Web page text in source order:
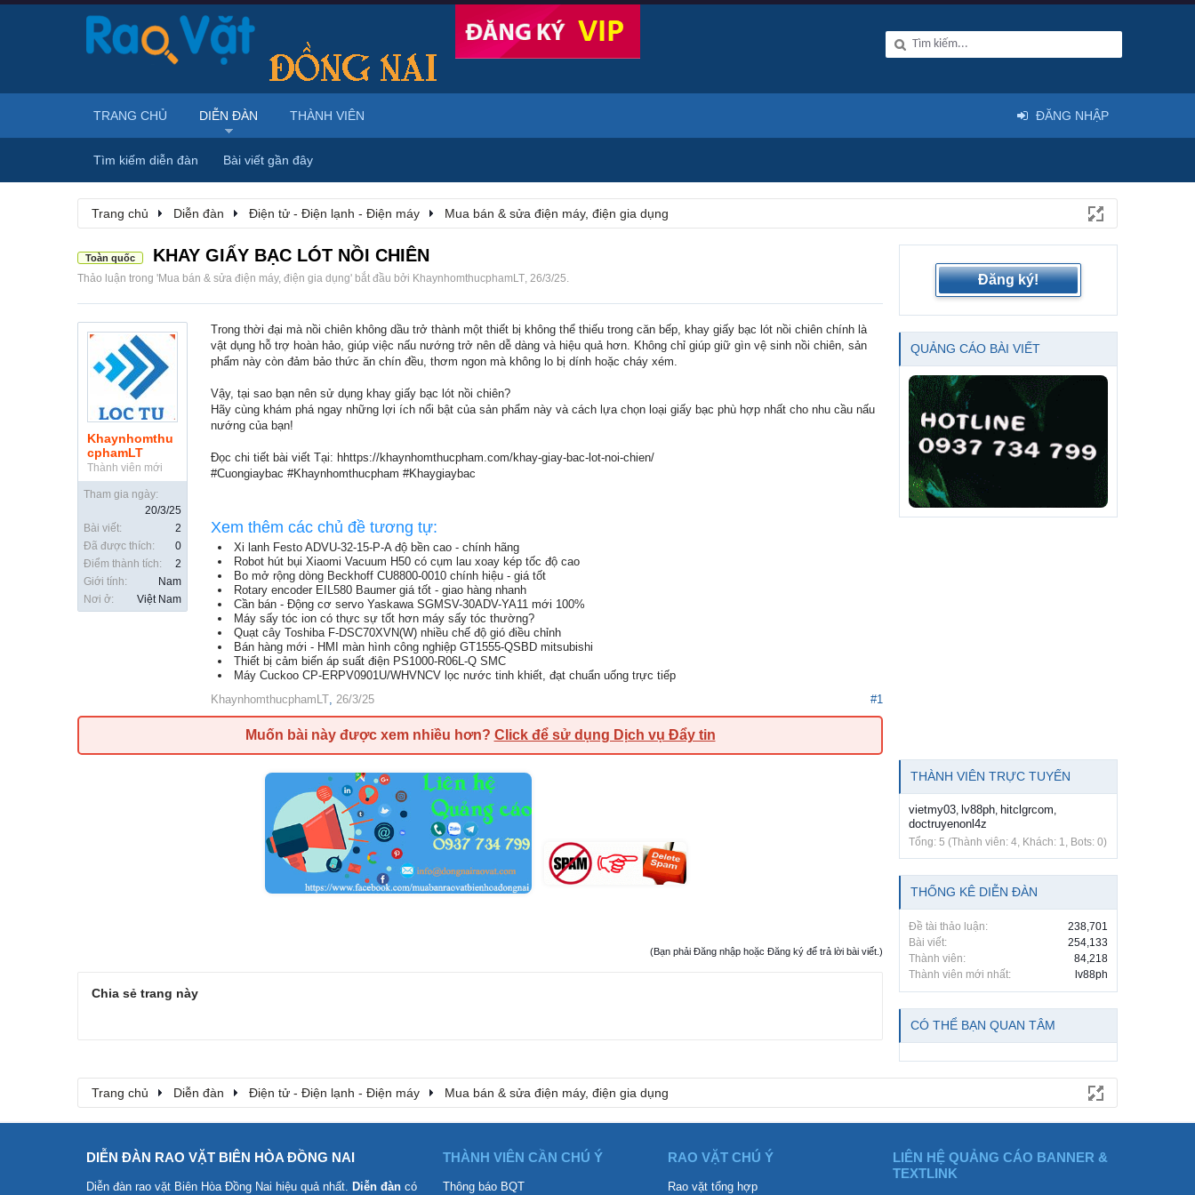
Trang chủ Diễn đàn Điện tử - Điện lạnh - Điện máy Mua bán & sửa điện máy, điện gia dụng
Toàn quốc KHAY GIẤY BẠC LÓT NỒI CHIÊN
Thảo luận trong 'Mua bán & sửa điện máy, điện gia dụng' bắt đầu bởi KhaynhomthucphamLT, 26/3/25.
Khaynhomthu
cphamLT
Thành viên mới
Tham gia ngày:
20/3/25
Bài viết:
2
Đã được thích:
0
Điểm thành tích:
2
Giới tính:
Nam
Nơi ở:
Việt Nam
Trong thời đại mà nồi chiên không dầu trở thành một thiết bị không thể thiếu trong căn bếp, khay giấy bạc lót nồi chiên chính là
vật dụng hỗ trợ hoàn hảo, giúp việc nấu nướng trở nên dễ dàng và hiệu quả hơn. Không chỉ giúp giữ gìn vệ sinh nồi chiên, sản
phẩm này còn đảm bảo thức ăn chín đều, thơm ngon mà không lo bị dính hoặc cháy xém.
Vậy, tại sao bạn nên sử dụng khay giấy bạc lót nồi chiên?
Hãy cùng khám phá ngay những lợi ích nổi bật của sản phẩm này và cách lựa chọn loại giấy bạc phù hợp nhất cho nhu cầu nấu
nướng của bạn!
Đọc chi tiết bài viết Tại: hhttps://khaynhomthucpham.com/khay-giay-bac-lot-noi-chien/
#Cuongiaybac #Khaynhomthucpham #Khaygiaybac
Xem thêm các chủ đề tương tự:
Xi lanh Festo ADVU-32-15-P-A độ bền cao - chính hãng
Robot hút bụi Xiaomi Vacuum H50 có cụm lau xoay kép tốc độ cao
Bo mở rộng dòng Beckhoff CU8800-0010 chính hiệu - giá tốt
Rotary encoder EIL580 Baumer giá tốt - giao hàng nhanh
Cần bán - Động cơ servo Yaskawa SGMSV-30ADV-YA11 mới 100%
Máy sấy tóc ion có thực sự tốt hơn máy sấy tóc thường?
Quạt cây Toshiba F-DSC70XVN(W) nhiều chế độ gió điều chỉnh
Bán hàng mới - HMI màn hình công nghiệp GT1555-QSBD mitsubishi
Thiết bị cảm biến áp suất điện PS1000-R06L-Q SMC
Máy Cuckoo CP-ERPV0901U/WHVNCV lọc nước tinh khiết, đạt chuẩn uống trực tiếp
KhaynhomthucphamLT, 26/3/25 #1
Muốn bài này được xem nhiều hơn? Click để sử dụng Dịch vụ Đẩy tin
(Bạn phải Đăng nhập hoặc Đăng ký để trả lời bài viết.)
Chia sẻ trang này
Đăng ký!
QUẢNG CÁO BÀI VIẾT
THÀNH VIÊN TRỰC TUYẾN
vietmy03, lv88ph, hitclgrcom,
doctruyenonl4z
Tổng: 5 (Thành viên: 4, Khách: 1, Bots: 0)
THỐNG KÊ DIỄN ĐÀN
Đề tài thảo luận:
238,701
Bài viết:
254,133
Thành viên:
84,218
Thành viên mới nhất:
lv88ph
CÓ THỂ BẠN QUAN TÂM
Trang chủ Diễn đàn Điện tử - Điện lạnh - Điện máy Mua bán & sửa điện máy, điện gia dụng
TRANG CHỦ DIỄN ĐÀN
Tìm kiếm diễn đàn Bài viết gần đây
THÀNH VIÊN ĐĂNG NHẬP
DIỄN ĐÀN RAO VẶT BIÊN HÒA ĐỒNG NAI
Diễn đàn rao vặt Biên Hòa Đồng Nai hiệu quả nhất. Diễn đàn có
THÀNH VIÊN CẦN CHÚ Ý
Thông báo BQT
RAO VẶT CHÚ Ý
Rao vặt tổng hợp
LIÊN HỆ QUẢNG CÁO BANNER &
TEXTLINK